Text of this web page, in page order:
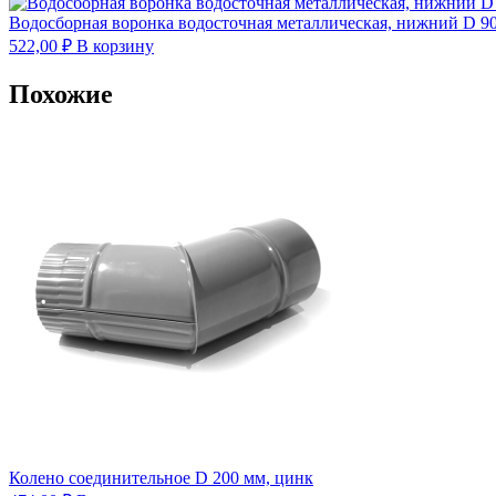
Водосборная воронка водосточная металлическая, нижний D
522,00 ₽ В корзину
Похожие
Колено соединительное D 200 мм, цинк